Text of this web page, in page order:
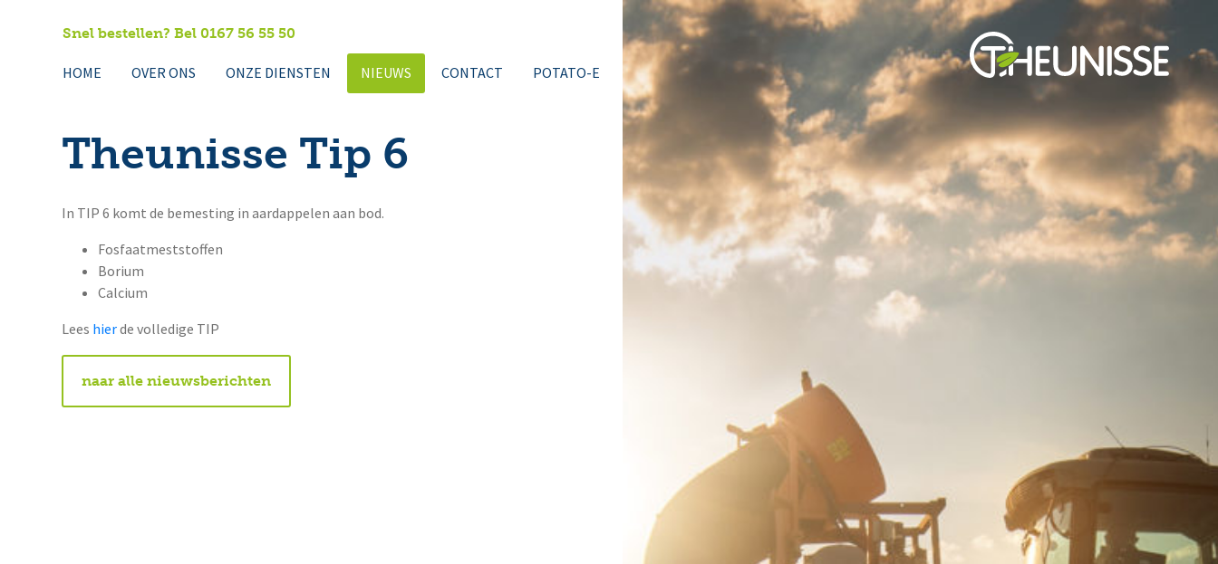
Snel bestellen? Bel 0167 56 55 50
HOME OVER ONS ONZE DIENSTEN NIEUWS CONTACT POTATO-E
Theunisse Tip 6
In TIP 6 komt de bemesting in aardappelen aan bod.
Fosfaatmeststoffen
Borium
Calcium
Lees hierde volledige TIP
naar alle nieuwsberichten